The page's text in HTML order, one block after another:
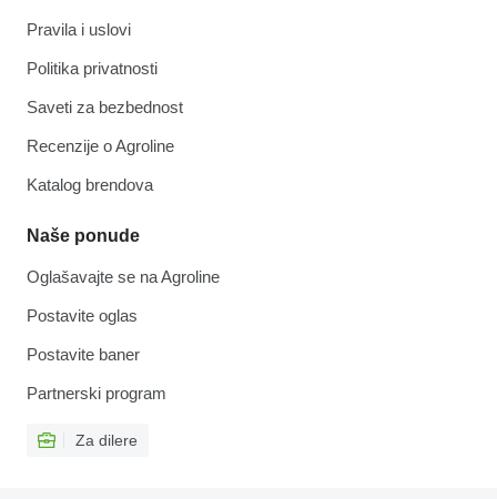
Pravila i uslovi
Politika privatnosti
Saveti za bezbednost
Recenzije o Agroline
Katalog brendova
Naše ponude
Oglašavajte se na Agroline
Postavite oglas
Postavite baner
Partnerski program
Za dilere